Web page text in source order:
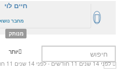
חיים לוי
מחבר
מנותק
יותר
לפני 14 שנים 11 חודשים
-לפני 14 שנים 11 חודשים